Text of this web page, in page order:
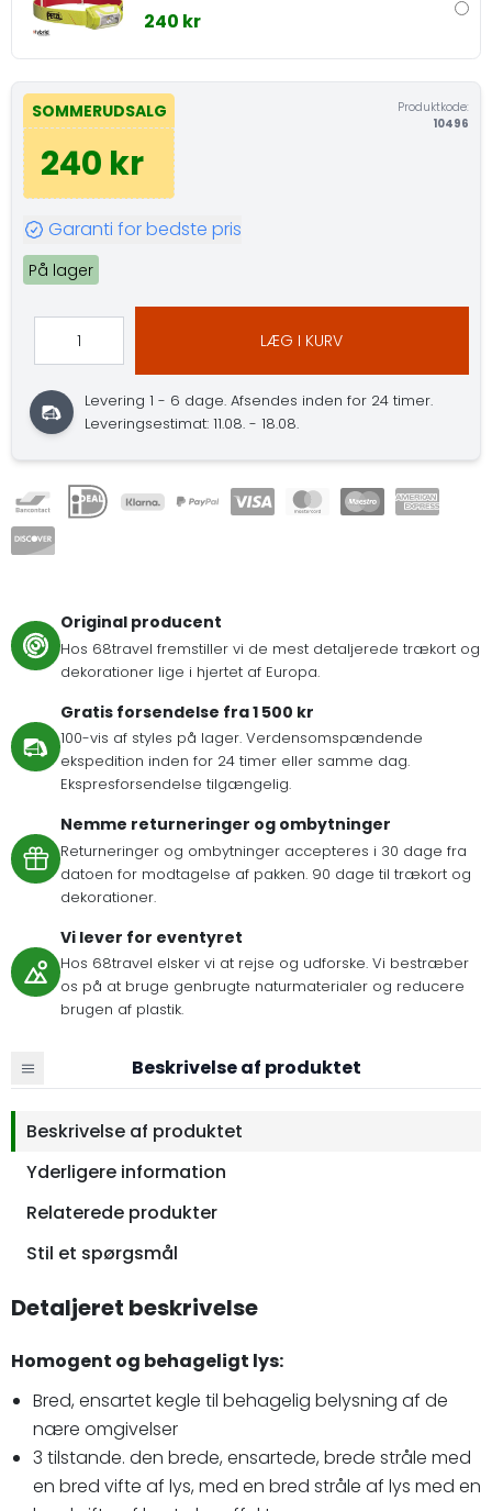
240 kr
SOMMERUDSALG
240 kr
Produktkode:
10496
Garanti for bedste pris
På lager
LÆG I KURV
Levering 1 - 6 dage.Afsendes inden for 24 timer.
Leveringsestimat: 11.08. - 18.08.
Original producent
Hos 68travel fremstiller vi de mest detaljerede trækort og
dekorationer lige i hjertet af Europa.
Gratis forsendelse fra 1 500 kr
100-vis af styles på lager. Verdensomspændende
ekspedition inden for 24 timer eller samme dag.
Ekspresforsendelse tilgængelig.
Nemme returneringer og ombytninger
Returneringer og ombytninger accepteres i 30 dage fra
datoen for modtagelse af pakken. 90 dage til trækort og
dekorationer.
Vi lever for eventyret
Hos 68travel elsker vi at rejse og udforske. Vi bestræber
os på at bruge genbrugte naturmaterialer og reducere
brugen af plastik.
Beskrivelse af produktet
Beskrivelse af produktet
Yderligere information
Relaterede produkter
Stil et spørgsmål
Detaljeret beskrivelse
Homogent og behageligt lys:
Bred, ensartet kegle til behagelig belysning af de
nære omgivelser
3 tilstande. den brede, ensartede, brede stråle med
en bred vifte af lys, med en bred stråle af lys med en